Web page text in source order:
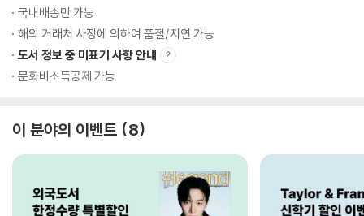
국내배송만 가능
해외 거래처 사정에 의하여 품절/지연 가능
도서 정보 중 미표기 사항 안내
문화비소득공제 가능
이 분야의 이벤트 8